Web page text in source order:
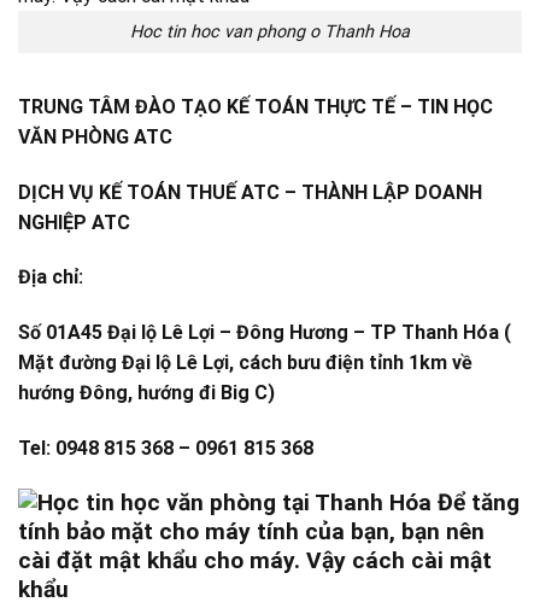
Hoc tin hoc van phong o Thanh Hoa
TRUNG TÂM ĐÀO TẠO KẾ TOÁN THỰC TẾ – TIN HỌC
VĂN PHÒNG ATC
DỊCH VỤ KẾ TOÁN THUẾ ATC – THÀNH LẬP DOANH
NGHIỆP ATC
Địa chỉ:
Số 01A45 Đại lộ Lê Lợi – Đông Hương – TP Thanh Hóa (
Mặt đường Đại lộ Lê Lợi, cách bưu điện tỉnh 1km về
hướng Đông, hướng đi Big C)
Tel: 0948 815 368 – 0961 815 368